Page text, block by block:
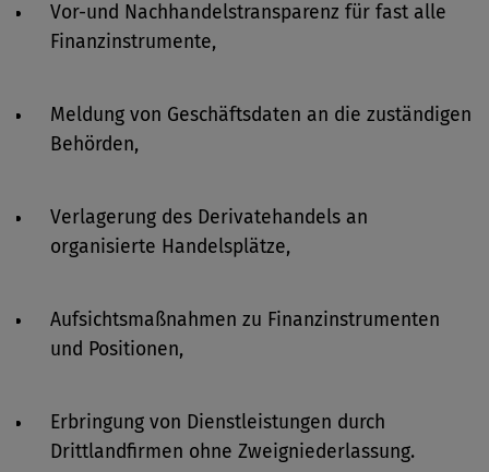
Vor-und Nachhandelstransparenz für fast alle
Finanzinstrumente,
Meldung von Geschäftsdaten an die zuständigen
Behörden,
Verlagerung des Derivatehandels an
organisierte Handelsplätze,
Aufsichtsmaßnahmen zu Finanzinstrumenten
und Positionen,
Erbringung von Dienstleistungen durch
Drittlandfirmen ohne Zweigniederlassung.